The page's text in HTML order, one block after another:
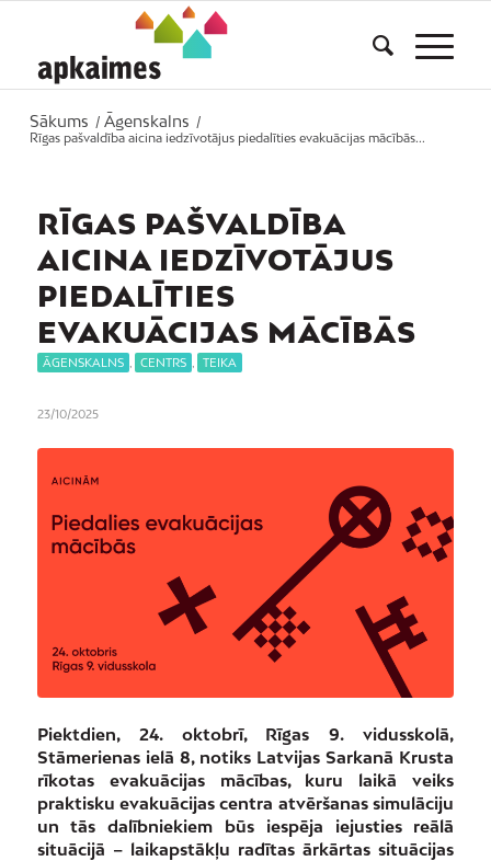
Sākums / Āgenskalns
/
Rīgas pašvaldība aicina iedzīvotājus piedalīties evakuācijas mācībās...
RĪGAS PAŠVALDĪBA
AICINA IEDZĪVOTĀJUS
PIEDALĪTIES
EVAKUĀCIJAS MĀCĪBĀS
ĀGENSKALNS CENTRS TEIKA
23/10/2025
Piektdien, 24. oktobrī, Rīgas 9. vidusskolā,
Stāmerienas ielā 8, notiks Latvijas Sarkanā Krusta
rīkotas evakuācijas mācības, kuru laikā veiks
praktisku evakuācijas centra atvēršanas simulāciju
un tās dalībniekiem būs iespēja iejusties reālā
situācijā – laikapstākļu radītas ārkārtas situācijas